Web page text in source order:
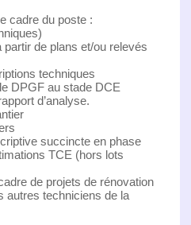
cadre du poste :
de plans et/ou relevés
techniques
DPGF au stade DCE
d’analyse.
succincte en phase
TCE (hors lots
de projets de rénovation
autres techniciens de la